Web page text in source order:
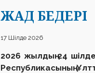
ЖАД БЕДЕРІ
17 Шілде 2026
2026 жылдың 24
Республикасының